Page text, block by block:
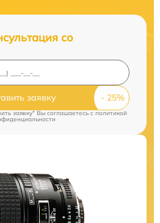
со
заявку
заявку" Вы соглашаетесь cполитикой